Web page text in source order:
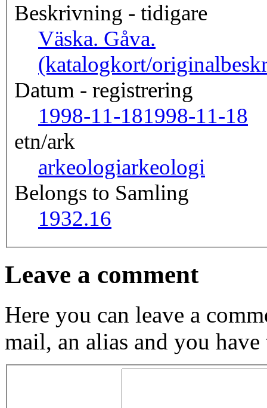
Beskrivning - tidigare
Väska. Gåva.
(katalogkort/
Datum - registrering
1998-11-181998-11-18
etn/ark
arkeologiarkeologi
Belongs to Samling
1932.16
Leave a comment
Here you can leave a
mail, an alias and you have